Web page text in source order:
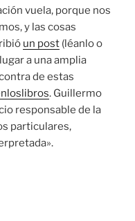
vuela, porque nos
y las cosas
un post (léanlo o
a una amplia
de estas
. Guillermo
responsable de la
particulares,